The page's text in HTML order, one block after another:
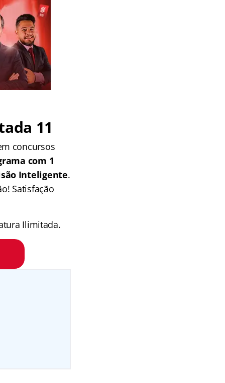
11
concursos
com 1
Inteligente.
Satisfação
Ilimitada.